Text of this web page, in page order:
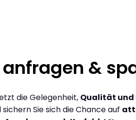
&
die Gelegenheit, Qualität und
Sie sich die Chance auf